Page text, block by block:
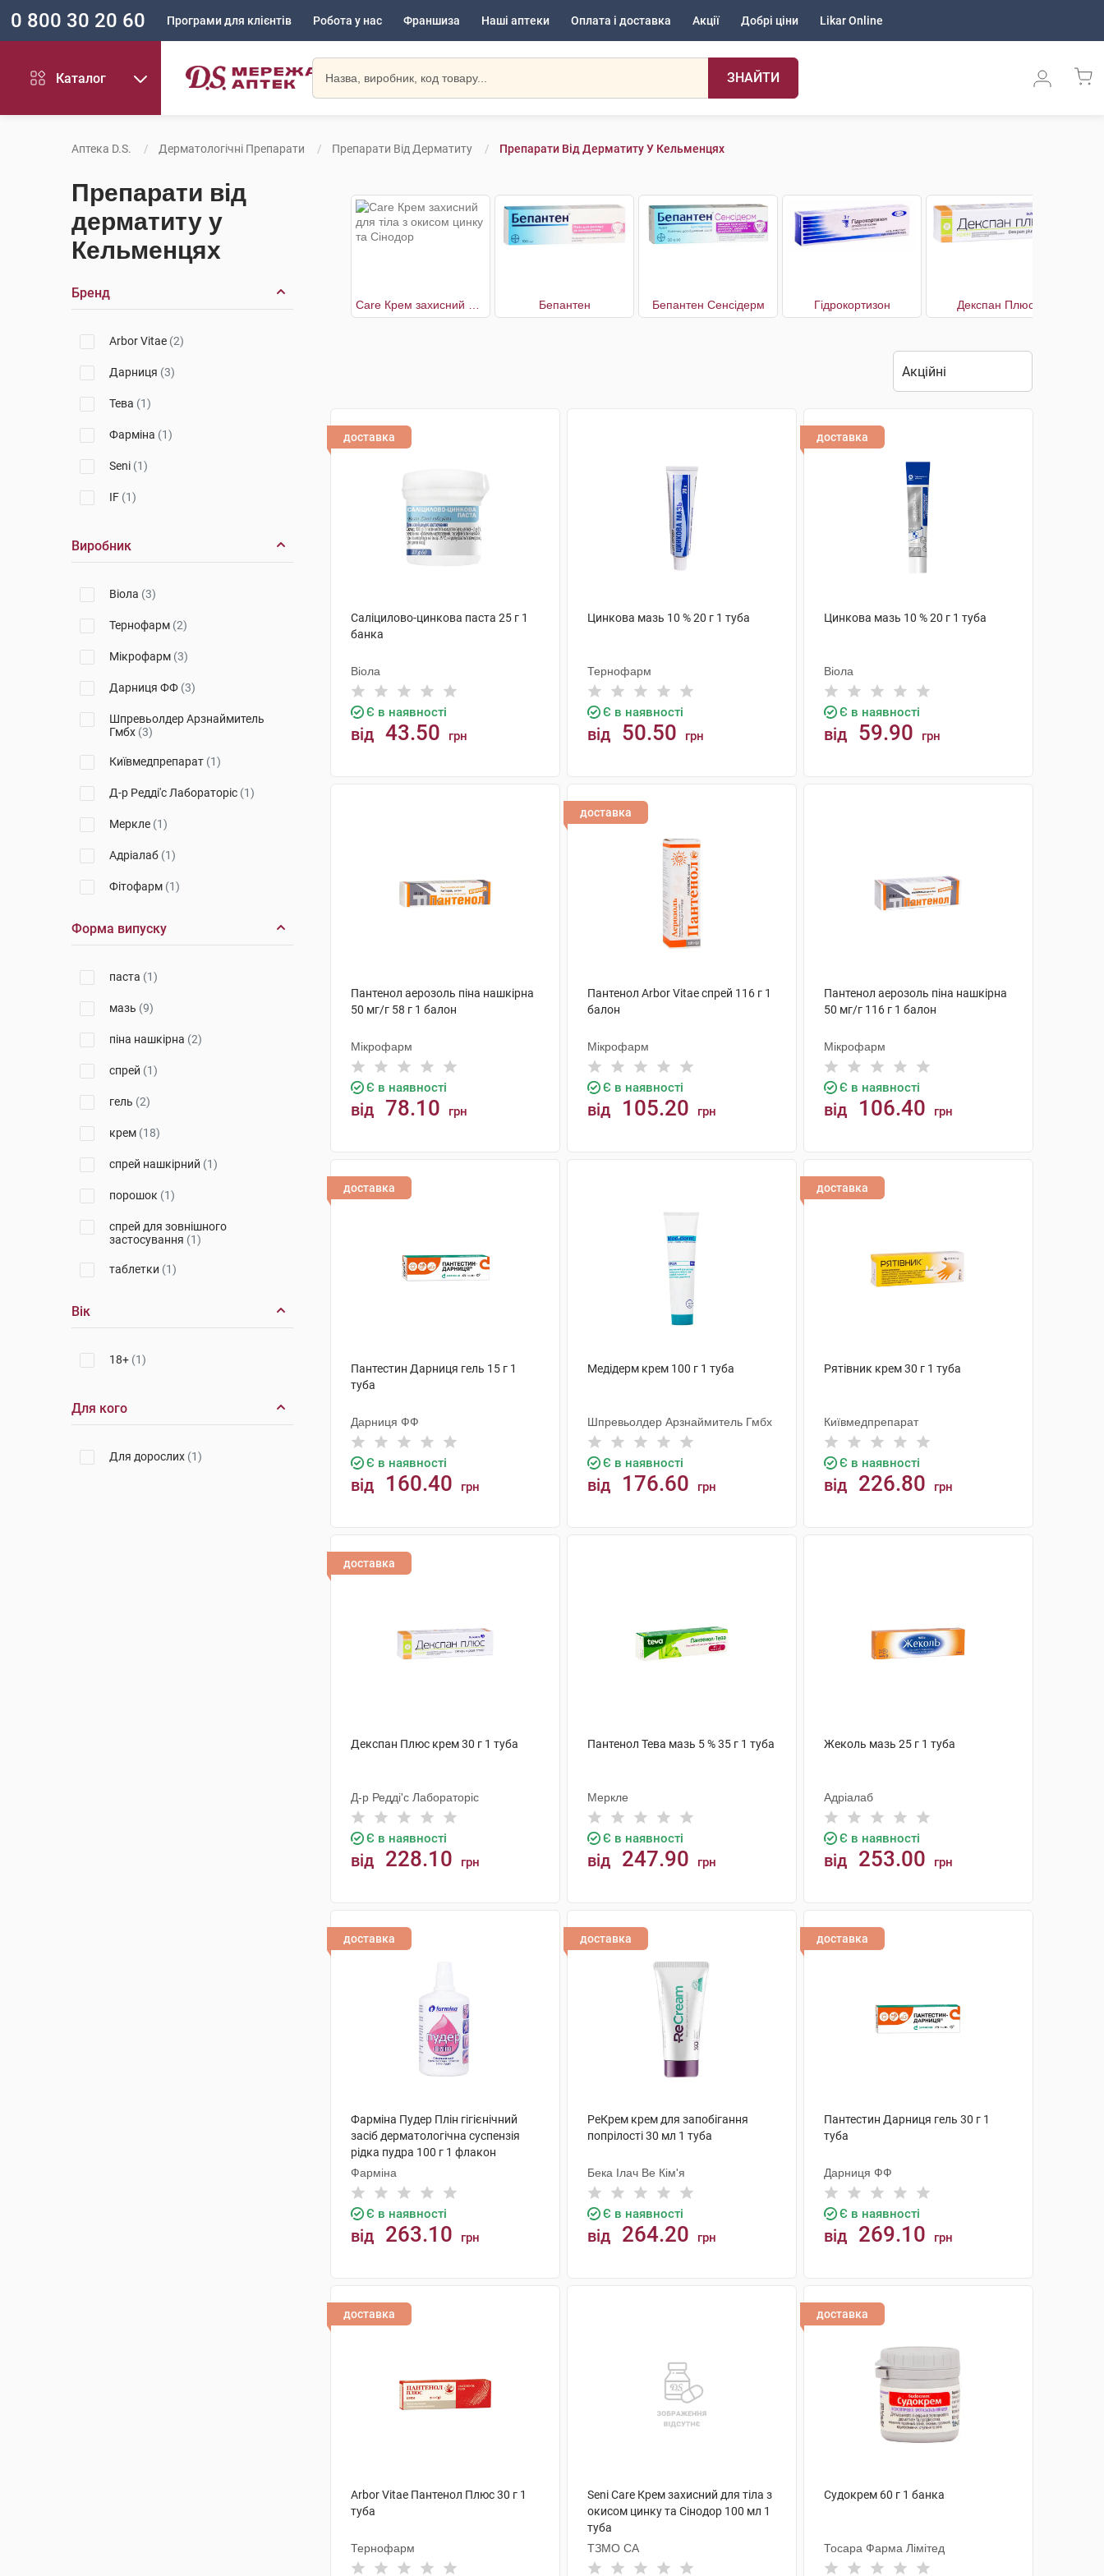
0 800 30 20 60 Програми для клієнтів Робота у нас Франшиза Наші аптеки Оплата і доставка Акції Добрі ціни Likar Online
Каталог ЗНАЙТИ
Аптека D.S. Дерматологічні Препарати Препарати Від Дерматиту Препарати Від Дерматиту У Кельменцях
Препарати від
дерматиту у
Кельменцях
Бренд
Arbor Vitae (2)
Дарниця (3)
Тева (1)
Фарміна (1)
Seni (1)
IF (1)
Виробник
Віола (3)
Тернофарм (2)
Мікрофарм (3)
Дарниця ФФ (3)
Шпревьолдер Арзнаймитель
Гмбх (3)
Київмедпрепарат (1)
Д-р Редді'с Лабораторіс (1)
Меркле (1)
Адріалаб (1)
Фітофарм (1)
Бека Ілач Ве Кім'я(1)
ТЗМО СА
Тосара Фарма Лімітед
Грензах Продуктіонс
Фарма-Дерма
Фармзавод Єльфа
Меда Меньюфекчеринг
Пфайзер Менюфекчуринг
Форма випуску
паста (1)
мазь (9)
піна нашкірна (2)
спрей (1)
гель (2)
крем (18)
спрей нашкірний (1)
порошок (1)
спрей для зовнішного
застосування (1)
таблетки (1)
Вік
18+ (1)
Для кого
Для дорослих (1)
Бепантен Бепантен Сенсідерм Гідрокортизон Декспан Плюс
доставка
Саліцилово-цинкова паста 25 г 1
банка
Віола
Є в наявності
від 43.50 грн
Цинкова мазь 10 % 20 г 1 туба
Тернофарм
Є в наявності
від 50.50 грн
доставка
Цинкова мазь 10 % 20 г 1 туба
Віола
Є в наявності
від 59.90 грн
Пантенол аерозоль піна нашкірна
50 мг/г 58 г 1 балон
Мікрофарм
Є в наявності
від 78.10 грн
доставка
Пантенол Arbor Vitae спрей 116 г 1
балон
Мікрофарм
Є в наявності
від 105.20 грн
Пантенол аерозоль піна нашкірна
50 мг/г 116 г 1 балон
Мікрофарм
Є в наявності
від 106.40 грн
доставка
Пантестин Дарниця гель 15 г 1
туба
Дарниця ФФ
Є в наявності
від 160.40 грн
Медідерм крем 100 г 1 туба
Шпревьолдер Арзнаймитель Гмбх
Є в наявності
від 176.60 грн
доставка
Рятівник крем 30 г 1 туба
Київмедпрепарат
Є в наявності
від 226.80 грн
доставка
Декспан Плюс крем 30 г 1 туба
Д-р Редді'с Лабораторіс
Є в наявності
від 228.10 грн
Пантенол Тева мазь 5 % 35 г 1 туба
Меркле
Є в наявності
від 247.90 грн
Жеколь мазь 25 г 1 туба
Адріалаб
Є в наявності
від 253.00 грн
доставка
Фарміна Пудер Плін гігієнічний
засіб дерматологічна суспензія
рідка пудра 100 г 1 флакон
Фарміна
Є в наявності
від 263.10 грн
доставка
РеКрем крем для запобігання
попрілості 30 мл 1 туба
Бека Ілач Ве Кім'я
Є в наявності
від 264.20 грн
доставка
Пантестин Дарниця гель 30 г 1
туба
Дарниця ФФ
Є в наявності
від 269.10 грн
доставка
Arbor Vitae Пантенол Плюс 30 г 1
туба
Тернофарм
Seni Care Крем захисний для тіла з
окисом цинку та Сінодор 100 мл 1
туба
ТЗМО СА
доставка
Судокрем 60 г 1 банка
Тосара Фарма Лімітед